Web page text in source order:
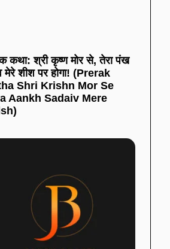
कथा: श्री कृष्ण मोर से, तेरा पंख
मेरे शीश पर होगा! (Prerak
Shri Krishn Mor Se
Aankh Sadaiv Mere